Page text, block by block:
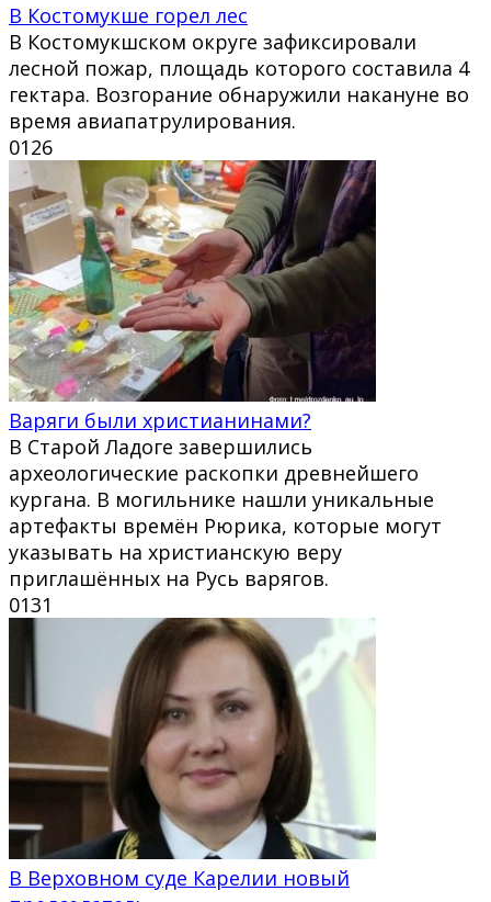
В Костомукше горел лес
В Костомукшском округе зафиксировали
лесной пожар, площадь которого составила 4
гектара. Возгорание обнаружили накануне во
время авиапатрулирования.
0126
Варяги были христианинами?
В Старой Ладоге завершились
археологические раскопки древнейшего
кургана. В могильнике нашли уникальные
артефакты времён Рюрика, которые могут
указывать на христианскую веру
приглашённых на Русь варягов.
0131
В Верховном суде Карелии новый